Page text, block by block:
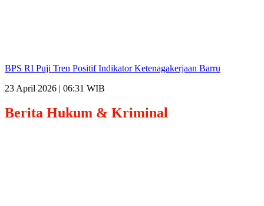
BPS RI Puji Tren Positif Indikator Ketenagakerjaan Barru
23 April 2026 | 06:31 WIB
Berita Hukum & Kriminal